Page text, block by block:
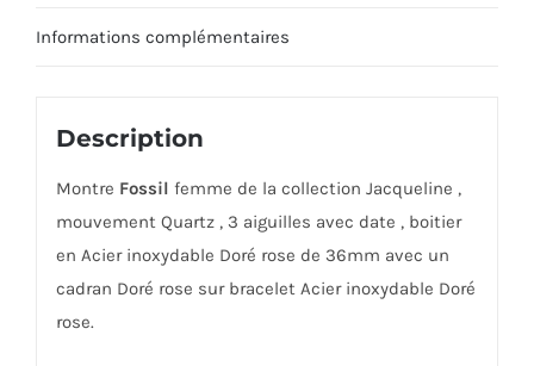
Informations complémentaires
Description
Montre Fossil femme de la collection Jacqueline ,
mouvement Quartz , 3 aiguilles avec date , boitier
en Acier inoxydable Doré rose de 36mm avec un
cadran Doré rose sur bracelet Acier inoxydable Doré
rose.